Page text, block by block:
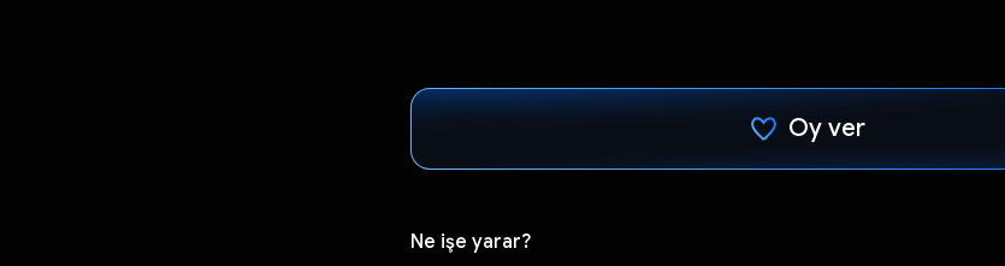
Oy ver
Ne işe yarar?